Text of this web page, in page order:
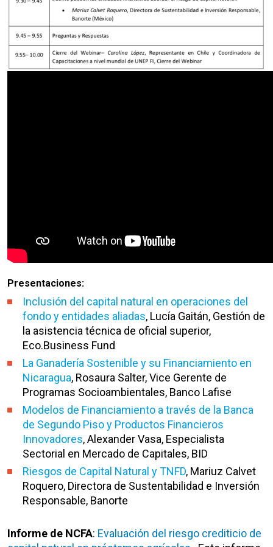
Presentaciones:
Inclusión del capital natural en operaciones del
fondo y entidades aliadas, Lucía Gaitán, Gestión de
la asistencia técnica de oficial superior,
Eco.Business Fund
La Ganadería Sostenible y su Financiamiento en
Nicaragua, Rosaura Salter, Vice Gerente de
Programas Socioambientales, Banco Lafise
Modelos de Financiamiento a través de la Banca
de Segundo Piso y Productos Financieros
Innovadores, Alexander Vasa, Especialista
Sectorial en Mercado de Capitales, BID
Riesgos de Capital Natural y TNFD, Mariuz Calvet
Roquero, Directora de Sustentabilidad e Inversión
Responsable, Banorte
Informe de NCFA: Evaluación del riesgo crediticio de